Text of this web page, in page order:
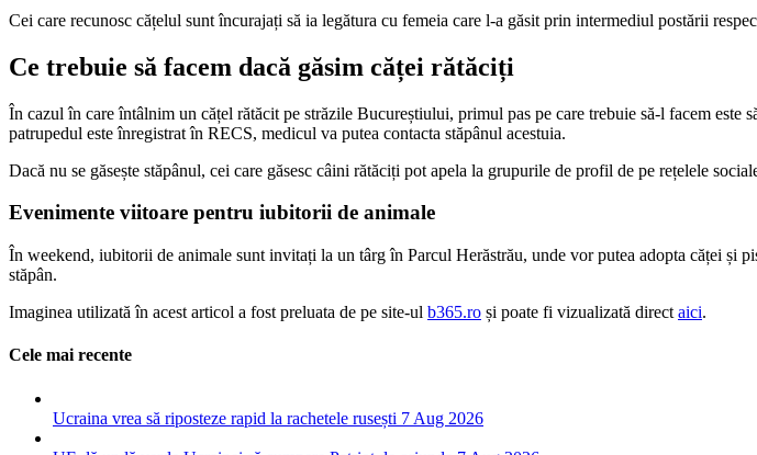
Cei care recunosc cățelul sunt încurajați să ia legătura cu femeia care l-a găsit prin intermediul postării
Ce trebuie să facem dacă găsim căței rătăciți
În cazul în care întâlnim un cățel rătăcit pe străzile Bucureștiului, primul pas pe care trebuie să-l facem
patrupedul este înregistrat în RECS, medicul va putea contacta stăpânul acestuia.
Dacă nu se găsește stăpânul, cei care găsesc câini rătăciți pot apela la grupurile de profil de pe rețelele
Evenimente viitoare pentru iubitorii de animale
În weekend, iubitorii de animale sunt invitați la un târg în Parcul Herăstrău, unde vor putea adopta căței și
stăpân.
Imaginea utilizată în acest articol a fost preluata de pe site-ul b365.ro și poate fi vizualizată direct aici.
Cele mai recente
Ucraina vrea să riposteze rapid la rachetele rusești 7 Aug 2026